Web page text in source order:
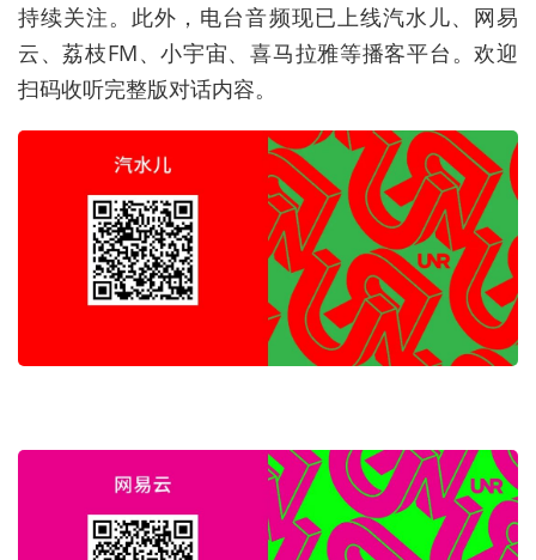
持续关注。此外，电台音频现已上线汽水儿、网易
云、荔枝FM、小宇宙、喜马拉雅等播客平台。欢迎
扫码收听完整版对话内容。